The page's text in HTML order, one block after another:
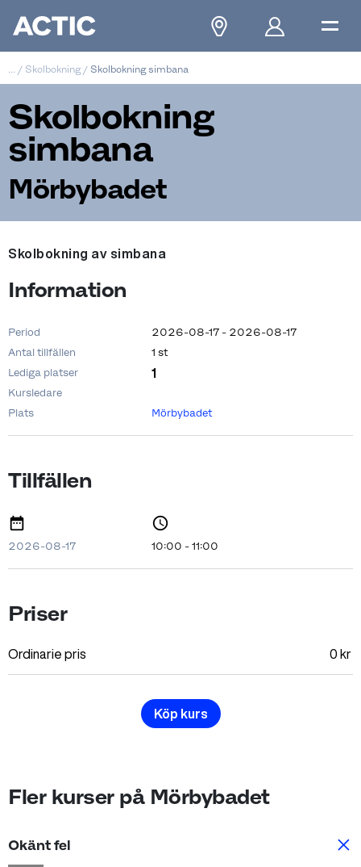
/ Skolbokning/ Skolbokning simbana
Skolbokning
simbana
Mörbybadet
Skolbokning av simbana
Information
Period
2026-08-17 - 2026-08-17
Antal tillfällen
1 st
Lediga platser
1
Kursledare
Plats
Mörbybadet
Tillfällen
2026-08-17 10:00 - 11:00
Priser
Ordinarie pris 0 kr
Köp kurs
Fler kurser på Mörbybadet
Okänt fel